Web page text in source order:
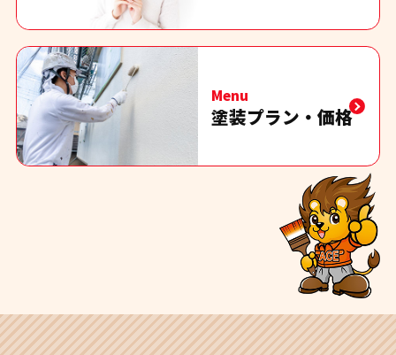
Menu
塗装プラン・価格